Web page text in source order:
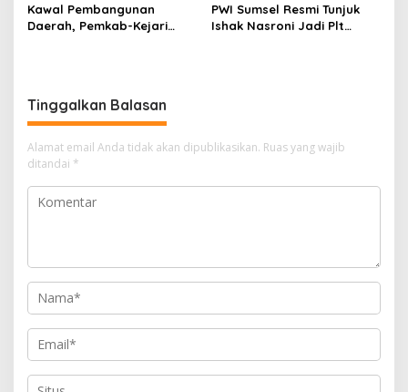
Kawal Pembangunan
Daerah, Pemkab-Kejari
PWI Sumsel Resmi Tunjuk
Ishak Nasroni Jadi Plt
Tinggalkan Balasan
Alamat email Anda tidak akan dipublikasikan. Ruas yang wajib
ditandai *